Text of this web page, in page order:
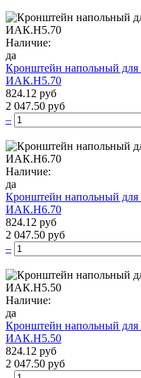
Наличие:
да
Кронштейн напольный для
ИАК.Н5.70
824.12 руб
2 047.50 руб
–
Наличие:
да
Кронштейн напольный для
ИАК.Н6.70
824.12 руб
2 047.50 руб
–
Наличие:
да
Кронштейн напольный для
ИАК.Н5.50
824.12 руб
2 047.50 руб